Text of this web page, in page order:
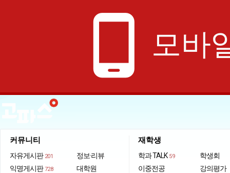
phone_android 모바
커뮤니티
자유게시판 201
익명게시판 728
정보·리뷰
대학원
재학생
학과 TALK 59
이중전공
학생회
강의평가